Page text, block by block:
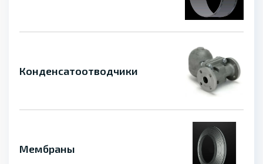
Конденсатоотводчики
Мембраны